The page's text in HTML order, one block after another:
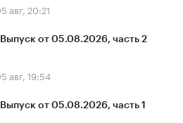
авг, 20:21
от 05.08.2026, часть 2
авг, 19:54
от 05.08.2026, часть 1